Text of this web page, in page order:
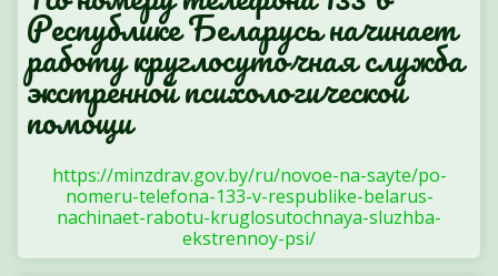
Республике Беларусь начинает
работу круглосуточная служба
экстренной психологической
помощи
https://minzdrav.gov.by/ru/novoe-na-sayte/po-
nomeru-telefona-133-v-respublike-belarus-
nachinaet-rabotu-kruglosutochnaya-sluzhba-
ekstrennoy-psi/